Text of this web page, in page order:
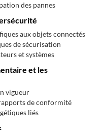
des pannes
aux objets connectés
de sécurisation
et systèmes
et les
vigueur
de conformité
liés